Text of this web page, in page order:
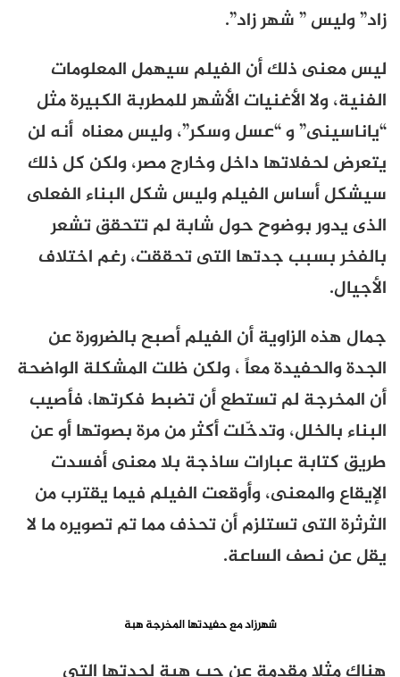
زاد” وليس ” شهر زاد”.
ليس معنى ذلك أن الفيلم سيهمل المعلومات
الفنية، ولا الأغنيات الأشهر للمطربة الكبيرة مثل
“ياناسينى” و “عسل وسكر”، وليس معناه أنه لن
يتعرض لحفلاتها داخل وخارج مصر، ولكن كل ذلك
سيشكل أساس الفيلم وليس شكل البناء الفعلى
الذى يدور بوضوح حول شابة لم تتحقق تشعر
بالفخر بسبب جدتها التى تحققت، رغم اختلاف
الأجيال.
جمال هذه الزاوية أن الفيلم أصبح بالضرورة عن
الجدة والحفيدة معاً ، ولكن ظلت المشكلة الواضحة
أن المخرجة لم تستطع أن تضبط فكرتها، فأصيب
البناء بالخلل، وتدخّلت أكثر من مرة بصوتها أو عن
طريق كتابة عبارات ساذجة بلا معنى أفسدت
الإيقاع والمعنى، وأوقعت الفيلم فيما يقترب من
الثرثرة التى تستلزم أن تحذف مما تم تصويره ما لا
يقل عن نصف الساعة.
شهرزاد مع حفيدتها المخرجة هبة